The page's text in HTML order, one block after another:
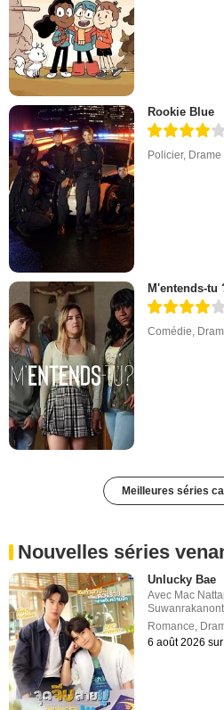
Rookie Blue
Policier, Drame
M'entends-tu
Comédie,
Meilleures séries
Nouvelles séries
Unlucky Bae
Avec Mac
Suwanrakanont
Romance
6 août 2026